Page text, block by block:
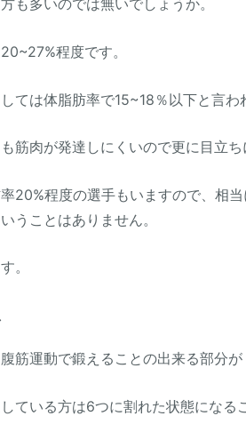
も多いのでは無いでしょうか。
程度です。
ては体脂肪率で15~18％以下と言わ
筋肉が発達しにくいので更に目立ち
20%程度の選手もいますので、相
うことはありません。
。
筋運動で鍛えることの出来る部分が
ている方は6つに割れた状態になる